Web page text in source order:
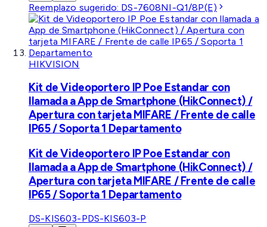
Reemplazo sugerido: DS-7608NI-Q1/8P(E)
HIKVISION
Kit de Videoportero IP Poe Estandar con
llamada a App de Smartphone (HikConnect) /
Apertura con tarjeta MIFARE / Frente de calle
IP65 / Soporta 1 Departamento
Kit de Videoportero IP Poe Estandar con
llamada a App de Smartphone (HikConnect) /
Apertura con tarjeta MIFARE / Frente de calle
IP65 / Soporta 1 Departamento
DS-KIS603-PDS-KIS603-P